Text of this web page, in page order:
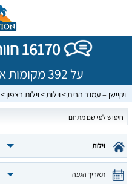
16170 חוות דעת מאומתות!
על 392 מקומות אירוח שונים בישראל
וקיישן – עמוד הבית וילות וילות בצפון
וילות
תאריך הגעה